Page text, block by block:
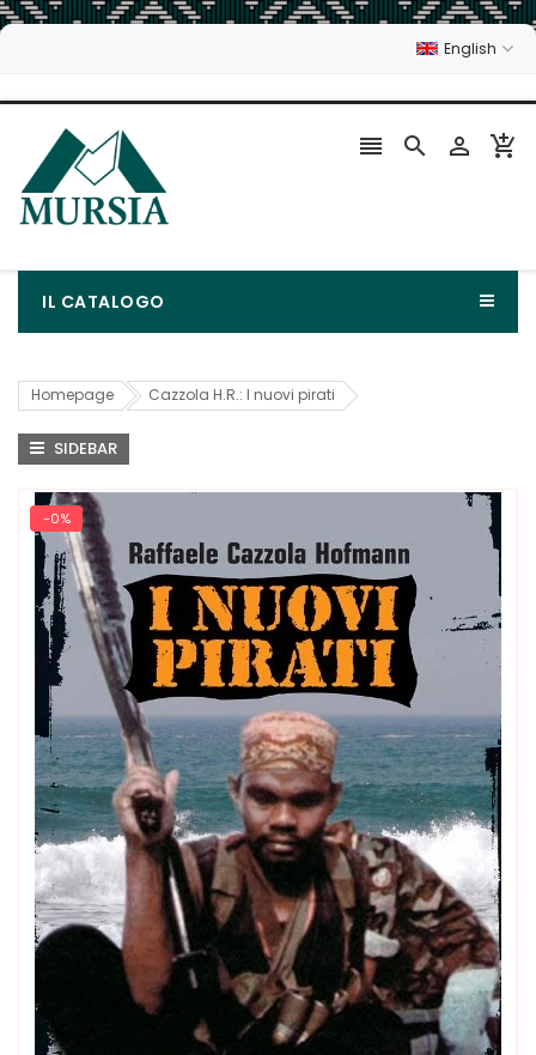
English
   
IL CATALOGO
Homepage Cazzola H.R.: I nuovi pirati
SIDEBAR
-0%